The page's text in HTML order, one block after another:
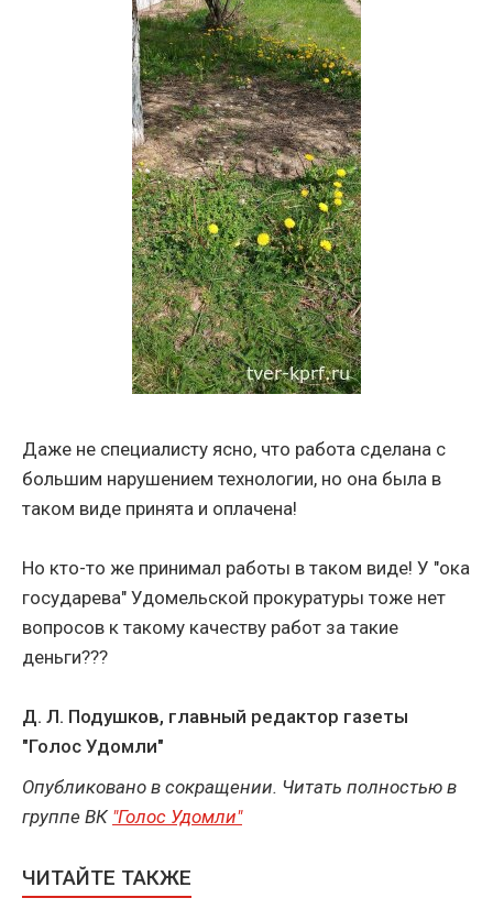
Даже не специалисту ясно, что работа сделана с
большим нарушением технологии, но она была в
таком виде принята и оплачена!
Но кто-то же принимал работы в таком виде! У "ока
государева" Удомельской прокуратуры тоже нет
вопросов к такому качеству работ за такие
деньги???
Д. Л. Подушков, главный редактор газеты
"Голос Удомли"
Опубликовано в сокращении. Читать полностью в
группе ВК "Голос Удомли"
ЧИТАЙТЕ ТАКЖЕ